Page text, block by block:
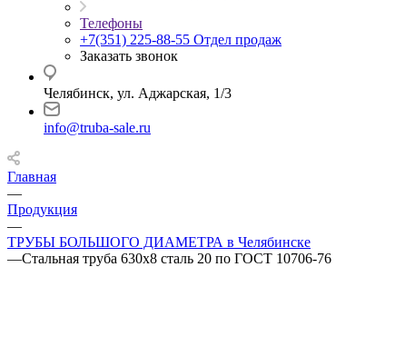
Телефоны
+7(351) 225-88-55 Отдел продаж
Заказать звонок
Челябинск, ул. Аджарская, 1/3
info@truba-sale.ru
Главная
—
Продукция
—
ТРУБЫ БОЛЬШОГО ДИАМЕТРА в Челябинске
—Стальная труба 630х8 сталь 20 по ГОСТ 10706-76